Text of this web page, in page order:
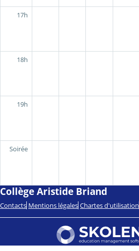
17h
18h
19h
Soirée
Collège Aristide Briand
Contacts Mentions légales Chartes d'utilisation